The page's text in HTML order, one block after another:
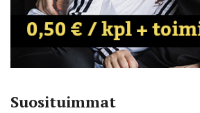
Suosituimmat